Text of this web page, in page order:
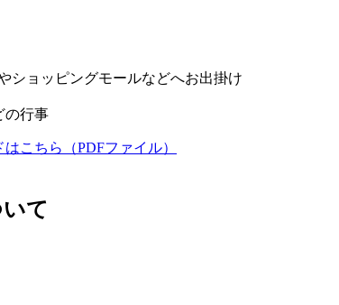
ショッピングモールなどへお出掛け
の行事